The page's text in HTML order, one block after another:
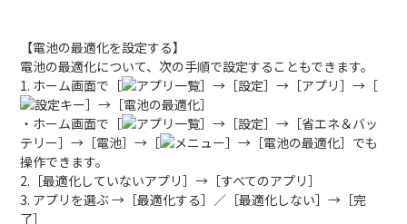
【電池の最適化を設定する】
電池の最適化について、次の手順で設定することもできます。
1. ホーム画面で［
］→［設定］→［アプリ］→［
］→［電池の最適化］
・ホーム画面で［
］→［設定］→［省エネ＆バッ
テリー］→［電池］→［
］→［電池の最適化］でも
操作できます。
2.［最適化していないアプリ］→［すべてのアプリ］
3. アプリを選ぶ →［最適化する］／［最適化しない］→［完
了］